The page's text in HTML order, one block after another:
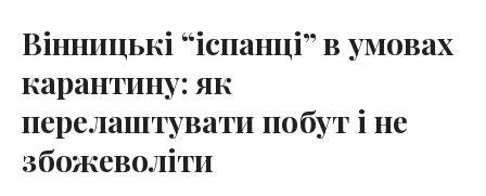
Вінницькі “іспанці” в умовах
карантину: як
перелаштувати побут і не
збожеволіти